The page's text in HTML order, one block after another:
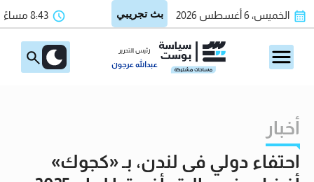
الخميس، 6 أغسطس 2026 8:43 مساءً
رئيس التحرير
عبدالله عرجون
أخبار
احتفاء دولي فى لندن، بـ «كجوك»